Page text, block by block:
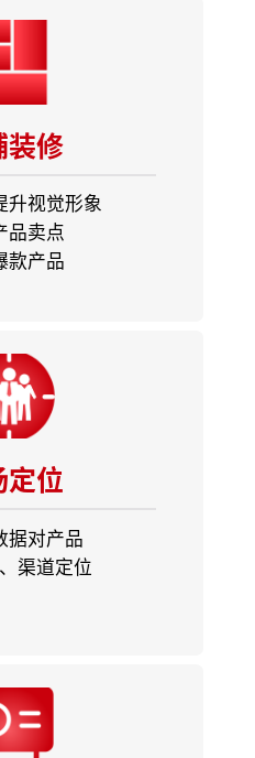
装修
升视觉形象
品卖点
款产品
定位
据对产品
渠道定位